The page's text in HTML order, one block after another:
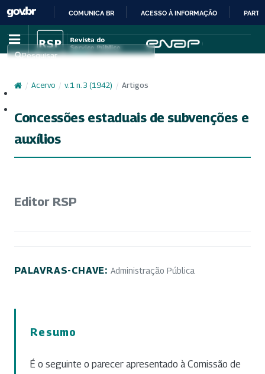
IR
PARA
CONTEÚDO
COMUNICA BR ACESSO À INFORMAÇÃO
Pesquisar
/ Acervo / v. 1 n. 3 (1942) / Artigos
Concessões estaduais de subvenções e
auxílios
Editor RSP
PALAVRAS-CHAVE: Administração Pública
Resumo
É o seguinte o parecer apresentado à Comissão de